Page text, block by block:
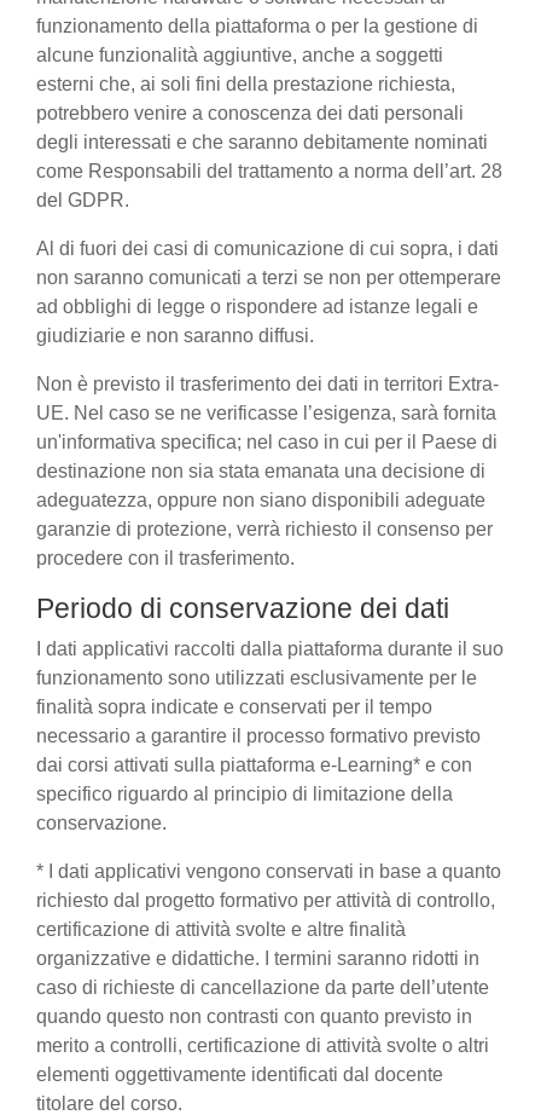
funzionamento della piattaforma o per la gestione di
alcune funzionalità aggiuntive, anche a soggetti
esterni che, ai soli fini della prestazione richiesta,
potrebbero venire a conoscenza dei dati personali
degli interessati e che saranno debitamente nominati
come Responsabili del trattamento a norma dell’art. 28
del GDPR.
Al di fuori dei casi di comunicazione di cui sopra, i dati
non saranno comunicati a terzi se non per ottemperare
ad obblighi di legge o rispondere ad istanze legali e
giudiziarie e non saranno diffusi.
Non è previsto il trasferimento dei dati in territori Extra-
UE. Nel caso se ne verificasse l’esigenza, sarà fornita
un'informativa specifica; nel caso in cui per il Paese di
destinazione non sia stata emanata una decisione di
adeguatezza, oppure non siano disponibili adeguate
garanzie di protezione, verrà richiesto il consenso per
procedere con il trasferimento.
Periodo di conservazione dei dati
I dati applicativi raccolti dalla piattaforma durante il suo
funzionamento sono utilizzati esclusivamente per le
finalità sopra indicate e conservati per il tempo
necessario a garantire il processo formativo previsto
dai corsi attivati sulla piattaforma e-Learning* e con
specifico riguardo al principio di limitazione della
conservazione.
* I dati applicativi vengono conservati in base a quanto
richiesto dal progetto formativo per attività di controllo,
certificazione di attività svolte e altre finalità
organizzative e didattiche. I termini saranno ridotti in
caso di richieste di cancellazione da parte dell’utente
quando questo non contrasti con quanto previsto in
merito a controlli, certificazione di attività svolte o altri
elementi oggettivamente identificati dal docente
titolare del corso.